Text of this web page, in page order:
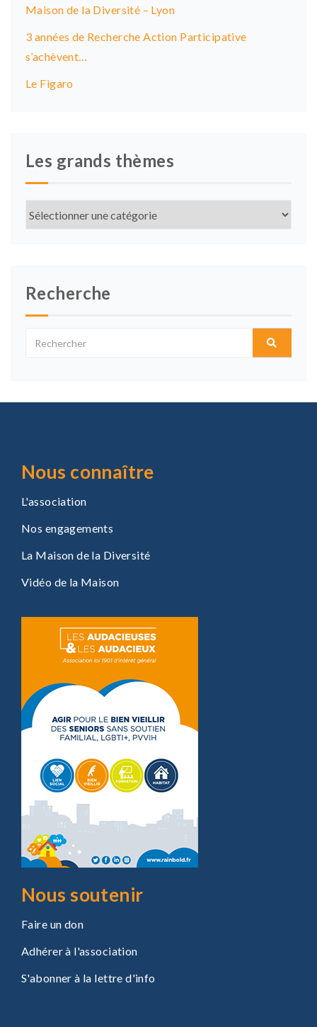
Maison de la Diversité – Lyon
3 années de Recherche Action Participative
s’achèvent…
Le Figaro
Les grands thèmes
Les
grands
Recherche
Nous connaître
L'association
Nos engagements
La Maison de la Diversité
Vidéo de la Maison
Nous soutenir
Faire un don
Adhérer à l'association
S'abonner à la lettre d'info